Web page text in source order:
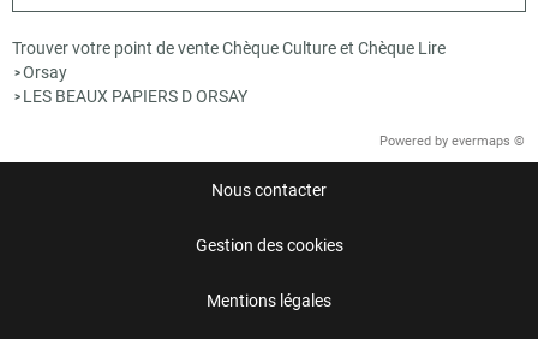
Trouver votre point de vente Chèque Culture et Chèque Lire
>Orsay
> LES BEAUX PAPIERS D ORSAY
Powered by evermaps ©
Nous contacter
Gestion des cookies
Mentions légales